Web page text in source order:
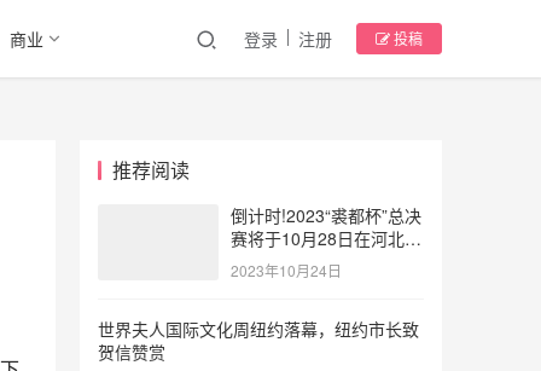
商业 登录 注册 投稿
推荐阅读
倒计时!2023“裘都杯”总决
赛将于10月28日在河北大
营点燃时尚风暴
2023年10月24日
世界夫人国际文化周纽约落幕，纽约市长致
贺信赞赏